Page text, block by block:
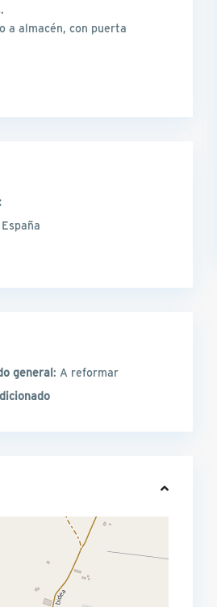
a almacén, con puerta
España
general: A reformar